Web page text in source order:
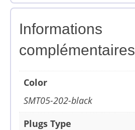
Informations
complémentaires
Color
SMT05-202-black
Plugs Type